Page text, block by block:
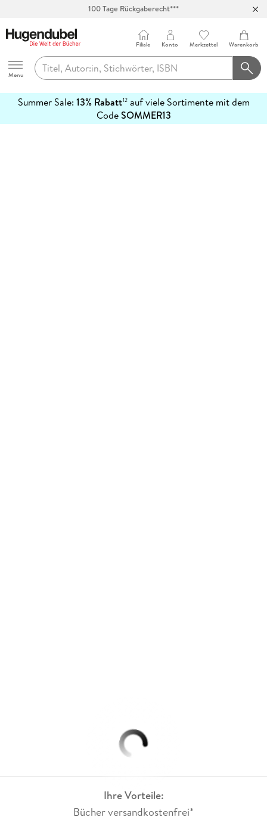
100 Tage Rückgaberecht***
Hugendubel
Menu
Filiale Konto Merkzettel Warenkorb
Summer Sale: 13% Rabatt12auf viele Sortimente mit dem
CodeSOMMER13
erfahren
Ihre Vorteile:
Bücher versandkostenfrei*